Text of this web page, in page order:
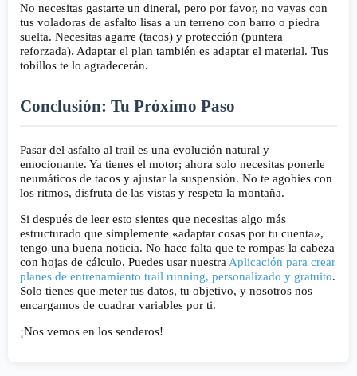
No necesitas gastarte un dineral, pero por favor, no vayas con
tus voladoras de asfalto lisas a un terreno con barro o piedra
suelta. Necesitas agarre (tacos) y protección (puntera
reforzada). Adaptar el plan también es adaptar el material. Tus
tobillos te lo agradecerán.
Conclusión: Tu Próximo Paso
Pasar del asfalto al trail es una evolución natural y
emocionante. Ya tienes el motor; ahora solo necesitas ponerle
neumáticos de tacos y ajustar la suspensión. No te agobies con
los ritmos, disfruta de las vistas y respeta la montaña.
Si después de leer esto sientes que necesitas algo más
estructurado que simplemente «adaptar cosas por tu cuenta»,
tengo una buena noticia. No hace falta que te rompas la cabeza
con hojas de cálculo. Puedes usar nuestra Aplicación para crear
planes de entrenamiento trail running, personalizado y gratuito.
Solo tienes que meter tus datos, tu objetivo, y nosotros nos
encargamos de cuadrar variables por ti.
¡Nos vemos en los senderos!